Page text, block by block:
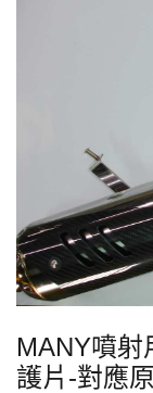
MANY噴射
護片-對應